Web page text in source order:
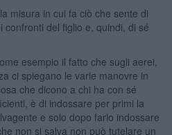
misura in cui fa ciò che sente di
del figlio e, quindi, di sé
esempio il fatto che sugli aerei,
ci spiegano le varie manovre in
che dicono a chi ha con sé
è di indossare per primi la
e solo dopo farlo indossare
non si salva non può tutelare un